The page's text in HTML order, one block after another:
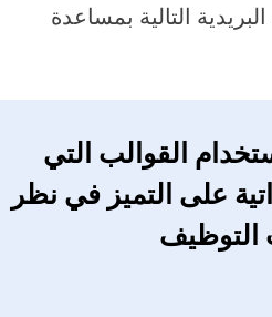
التالية بمساعدة
القوالب التي
على التميز في نظر
التوظيف